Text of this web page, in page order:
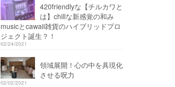
420friendlyな【チルカワと
は】chillな新感覚の和み
musicとcawaii雑貨のハイブリッドプロ
ジェクト誕生？！
02/24/2021
領域展開！心の中を具現化
させる呪力
02/02/2021